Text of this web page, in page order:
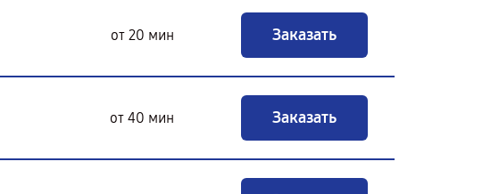
от 20 мин Заказать
от 40 мин Заказать